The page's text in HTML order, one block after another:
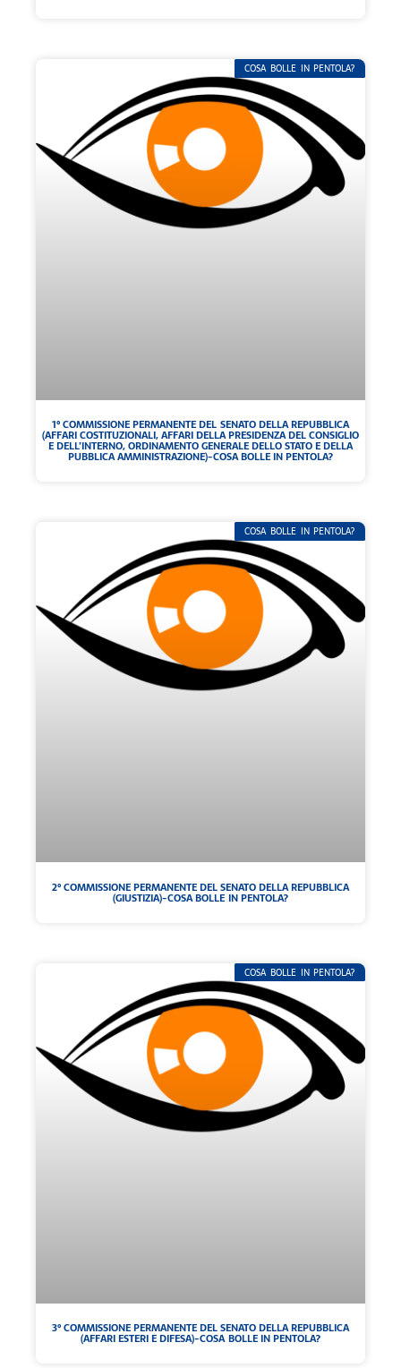
COSA BOLLE IN PENTOLA?
1° COMMISSIONE PERMANENTE DEL SENATO DELLA REPUBBLICA
(AFFARI COSTITUZIONALI, AFFARI DELLA PRESIDENZA DEL CONSIGLIO
E DELL’INTERNO, ORDINAMENTO GENERALE DELLO STATO E DELLA
PUBBLICA AMMINISTRAZIONE)-COSA BOLLE IN PENTOLA?
COSA BOLLE IN PENTOLA?
2° COMMISSIONE PERMANENTE DEL SENATO DELLA REPUBBLICA
(GIUSTIZIA)-COSA BOLLE IN PENTOLA?
COSA BOLLE IN PENTOLA?
3° COMMISSIONE PERMANENTE DEL SENATO DELLA REPUBBLICA
(AFFARI ESTERI E DIFESA)-COSA BOLLE IN PENTOLA?